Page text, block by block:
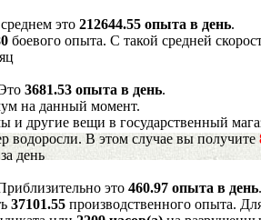
это 212644.55 опыта в день.
боевого опыта. С такой средней
3681.53 опыта в день.
на данный момент.
другие вещи в государственный
водоросли. В этом случае вы получите
день
это 460.97 опыта в день.
37101.55 производственного опыта.